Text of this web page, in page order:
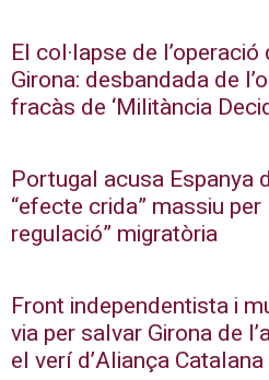
El col·lapse de
Girona: desbandada de
fracàs de ‘Militància
Portugal acusa Espanya
“efecte crida” massiu
regulació” migratòria
Front independentista i
via per salvar Girona de
el verí d’Aliança Catalana